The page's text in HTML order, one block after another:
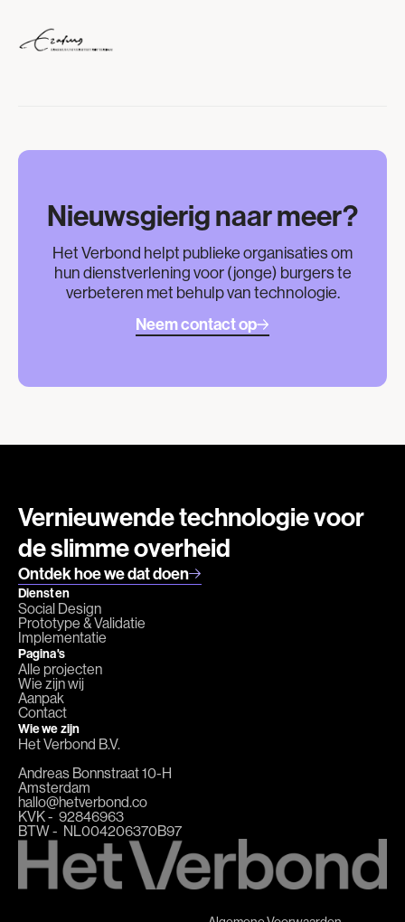
Nieuwsgierig naar meer?
Het Verbond helpt publieke organisaties om
hun dienstverlening voor (jonge) burgers te
verbeteren met behulp van technologie.
Neem contact op
Vernieuwende technologie voor
de slimme overheid
Ontdek hoe we dat doen
Diensten
Social Design
Prototype & Validatie
Implementatie
Pagina's
Alle projecten
Wie zijn wij
Aanpak
Contact
Wie we zijn
Het Verbond B.V.
Andreas Bonnstraat 10-H
Amsterdam
hallo@hetverbond.co
KVK - ‭ 92846963
BTW - NL004206370B97